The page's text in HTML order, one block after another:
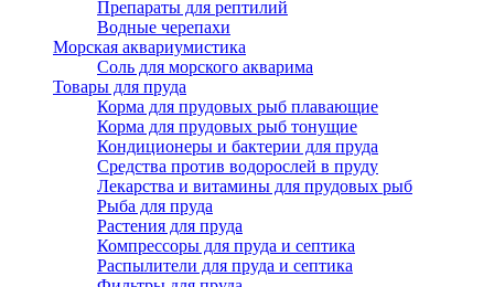
Препараты для рептилий
Водные черепахи
Морская аквариумистика
Соль для морского акварима
Товары для пруда
Корма для прудовых рыб плавающие
Корма для прудовых рыб тонущие
Кондиционеры и бактерии для пруда
Средства против водорослей в пруду
Лекарства и витамины для прудовых рыб
Рыба для пруда
Растения для пруда
Компрессоры для пруда и септика
Распылители для пруда и септика